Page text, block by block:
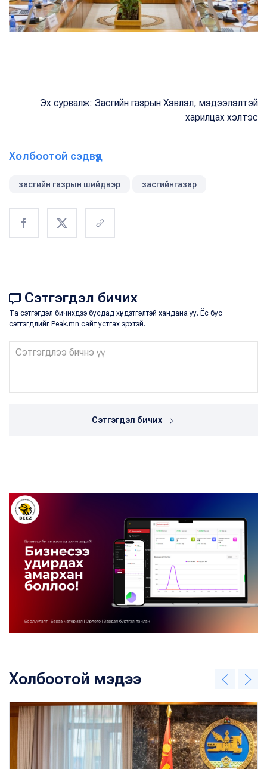
Эх сурвалж: Засгийн газрын Хэвлэл, мэдээлэлтэй
харилцах хэлтэс
Холбоотой сэдвүүд
засгийн газрын шийдвэр засгийнгазар
Сэтгэгдэл бичих
Та сэтгэгдэл бичихдээ бусдад хүндэтгэлтэй хандана уу. Ёс бус
сэтгэгдлийг Peak.mn сайт устгах эрхтэй.
Сэтгэгдэл бичих
Холбоотой мэдээ